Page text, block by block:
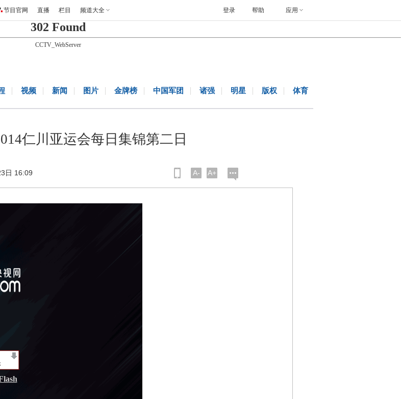
节目官网 直播 栏目 频道大全 帮助 应用
登录
302 Found
CCTV_WebServer
视频 新闻 图片 金牌榜 中国军团 诸强 明星 版权 体育
仁川亚运会每日集锦第二日
日 16:09 A- A+